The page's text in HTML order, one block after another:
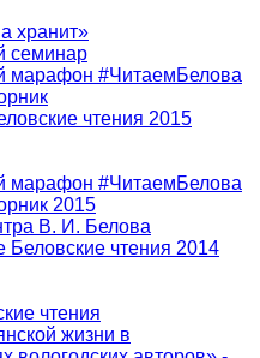
хранит»
семинар
марафон #ЧитаемБелова
чтения 2015
марафон #ЧитаемБелова
2015
В. И. Белова
Беловские чтения 2014
чтения
жизни в